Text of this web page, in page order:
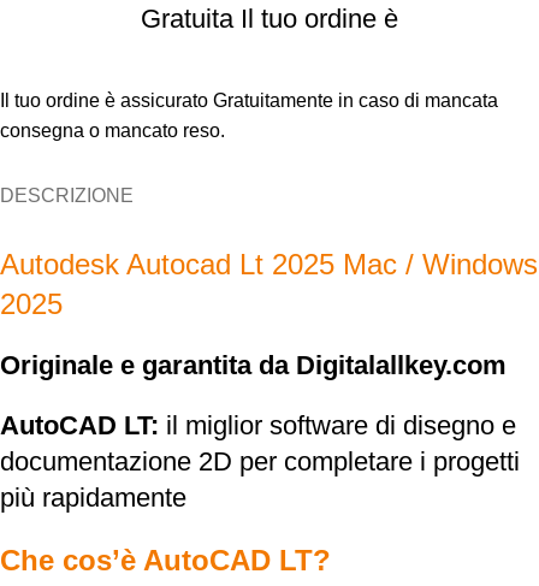
Gratuita Il tuo ordine è
Il tuo ordine è assicurato Gratuitamente in caso di mancata
consegna o mancato reso.
DESCRIZIONE
Autodesk Autocad Lt 2025 Mac / Windows
2025
Originale e garantita da Digitalallkey.com
AutoCAD LT: il miglior software di disegno e
documentazione 2D per completare i progetti
più rapidamente
Che cos’è AutoCAD LT?